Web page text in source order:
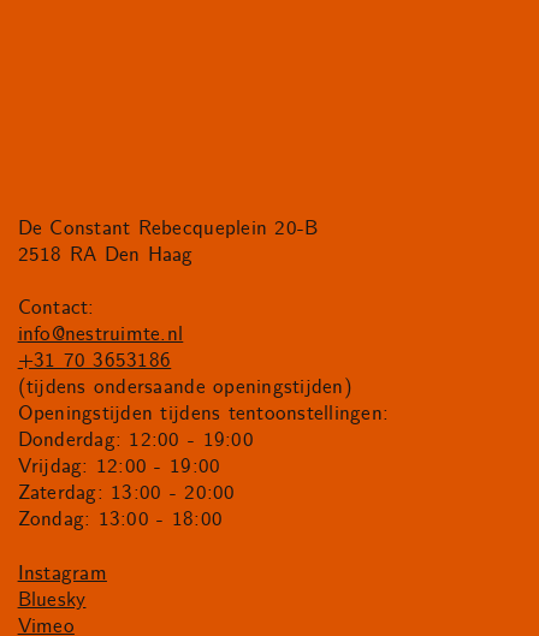
De Constant Rebecqueplein 20-B
2518 RA Den Haag
Contact:
info@nestruimte.nl
+31 70 3653186
(tijdens ondersaande openingstijden)
Openingstijden tijdens tentoonstellingen:
Donderdag: 12:00 - 19:00
Vrijdag: 12:00 - 19:00
Zaterdag: 13:00 - 20:00
Zondag: 13:00 - 18:00
Instagram
Bluesky
Vimeo